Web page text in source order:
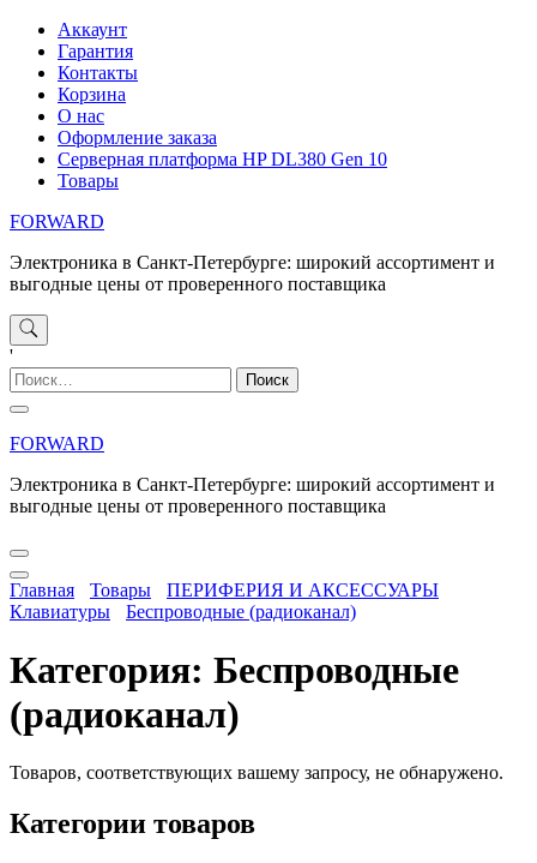
Перейти
содержимому
Аккаунт
Гарантия
Контакты
Корзина
О нас
Оформление заказа
Серверная платформа HP DL380 Gen 10
Товары
FORWARD
Электроника в Санкт-Петербурге: широкий ассортимент и
выгодные цены от проверенного поставщика
'
Найти:
FORWARD
Электроника в Санкт-Петербурге: широкий ассортимент и
выгодные цены от проверенного поставщика
Главная Товары
ПЕРИФЕРИЯ И АКСЕССУАРЫ
Клавиатуры
Беспроводные (радиоканал)
Категория: Беспроводные
(радиоканал)
Товаров, соответствующих вашему запросу, не обнаружено.
Категории товаров